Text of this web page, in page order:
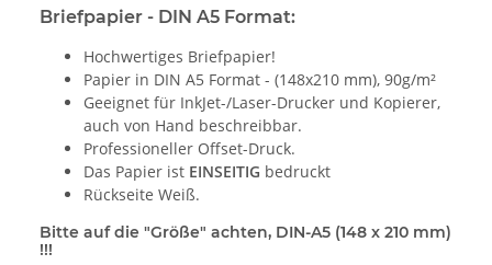
Briefpapier - DIN A5 Format:
Hochwertiges Briefpapier!
Papier in DIN A5 Format - (148x210 mm), 90g/m²
Geeignet für InkJet-/Laser-Drucker und Kopierer,
auch von Hand beschreibbar.
Professioneller Offset-Druck.
Das Papier ist EINSEITIG bedruckt
Rückseite Weiß.
Bitte auf die "Größe" achten, DIN-A5 (148 x 210 mm)
!!!